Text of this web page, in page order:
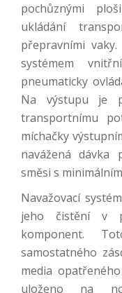
pochůznými
ukládání
přepravními
systémem
pneumaticky
Na výstupu je
transportnímu
míchačky
navážená dávka
směsi s
Navažovací
jeho čistění v
komponent.
samostatného
media
uloženo na